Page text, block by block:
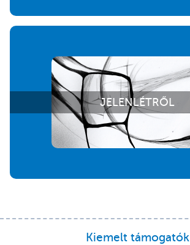
JELENLÉTRŐL
Kiemelt támogatók